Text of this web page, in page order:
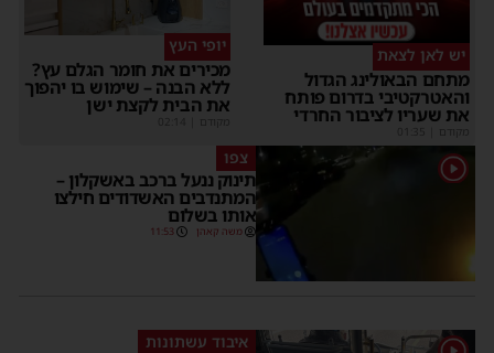
יש לאן לצאת
מתחם הבאולינג הגדול
והאטרקטיבי בדרום פותח
את שעריו לציבור החרדי
מקודם
יופי העץ
מכירים את חומר הגלם עץ?
ללא הבנה – שימוש בו יהפוך
את הבית לקצת ישן
מקודם
1 צפו
תינוק ננעל ברכב באשקלון –
המתנדבים האשדודים חילצו
אותו בשלום
משה קאהן 11:53
1 איבוד עשתונות